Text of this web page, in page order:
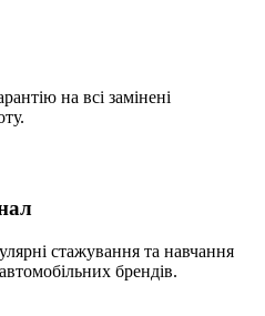
на всі замінені
стажування та навчання
брендів.